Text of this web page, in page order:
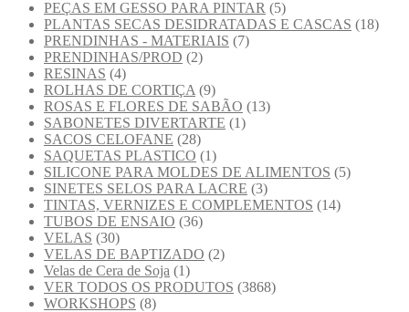
PEÇAS EM GESSO PARA PINTAR (5)
PLANTAS SECAS DESIDRATADAS E CASCAS (18)
PRENDINHAS - MATERIAIS (7)
PRENDINHAS/PROD (2)
RESINAS (4)
ROLHAS DE CORTIÇA (9)
ROSAS E FLORES DE SABÃO (13)
SABONETES DIVERTARTE (1)
SACOS CELOFANE (28)
SAQUETAS PLASTICO (1)
SILICONE PARA MOLDES DE ALIMENTOS (5)
SINETES SELOS PARA LACRE (3)
TINTAS, VERNIZES E COMPLEMENTOS (14)
TUBOS DE ENSAIO (36)
VELAS (30)
VELAS DE BAPTIZADO (2)
Velas de Cera de Soja (1)
VER TODOS OS PRODUTOS (3868)
WORKSHOPS (8)